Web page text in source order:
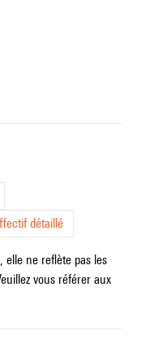
détaillé
elle ne reflète pas les
vous référer aux